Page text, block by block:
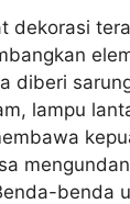
dekorasi
diberi
lampu
benda